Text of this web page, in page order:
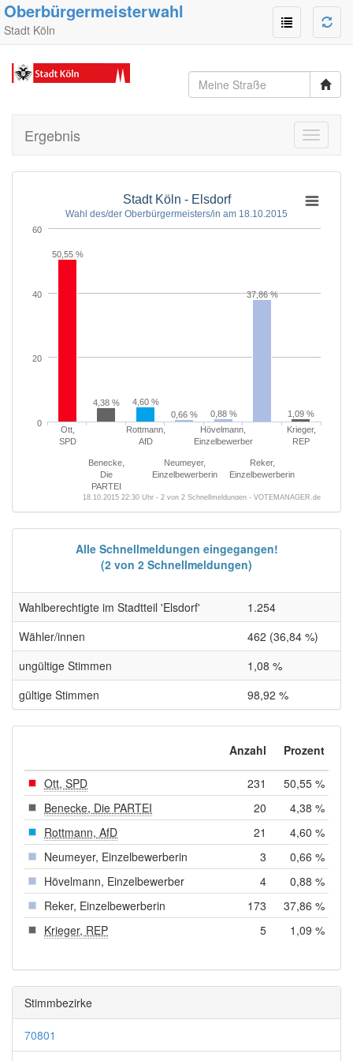
Oberbürgermeisterwahl
Stadt Köln
Toggle
Ergebnis
Stadt Köln - Elsdorf
Wahl des/der Oberbürgermeisters/in am 18.10.2015
50,55 %
4,38 %
4,60 %
0,66 %
0,88 %
37,86 %
1,09 %
Ott,
SPD
Benecke,
Die
PARTEI
Rottmann,
AfD
Neumeyer,
Einzelbewerberin
Hövelmann,
Einzelbewerber
Reker,
Einzelbewerberin
Krieger,
REP
0
20
40
60
18.10.2015 22:30 Uhr - 2 von 2 Schnellmeldungen - VOTEMANAGER.de
Alle Schnellmeldungen eingegangen!
(2 von 2 Schnellmeldungen)
Wahlberechtigte im Stadtteil 'Elsdorf'
1.254
Wähler/innen
462 (36,84 %)
ungültige Stimmen
1,08 %
gültige Stimmen
98,92 %
Anzahl Prozent
Ott, SPD 231
50,55 %
Benecke, Die PARTEI
20
4,38 %
Rottmann, AfD
21
4,60 %
Neumeyer, Einzelbewerberin
3
0,66 %
Hövelmann, Einzelbewerber
4
0,88 %
Reker, Einzelbewerberin
173
37,86 %
Krieger, REP
5 1,09 %
Stimmbezirke
70801